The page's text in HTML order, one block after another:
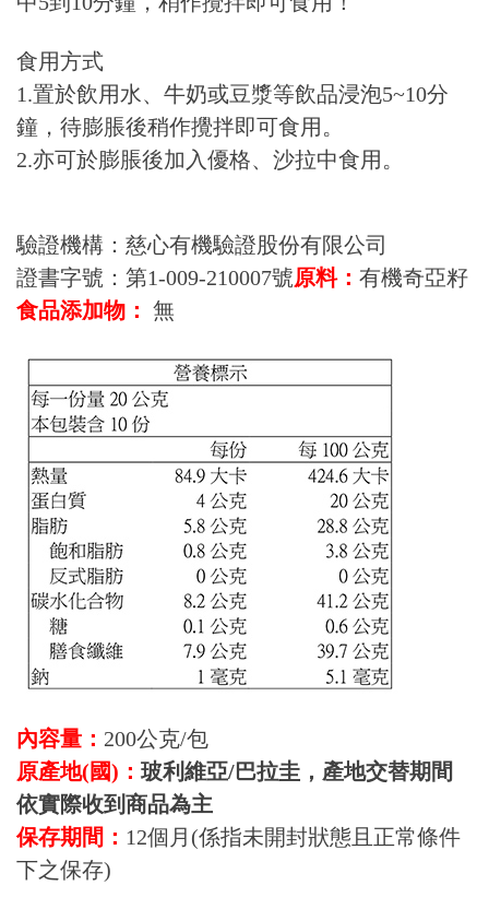
食用方式
1.置於飲用水、牛奶或豆漿等飲品浸泡5~10分
鐘，待膨脹後稍作攪拌即可食用。
2.亦可於膨脹後加入優格、沙拉中食用。
驗證機構：慈心有機驗證股份有限公司
證書字號：第1-009-210007號原料： 有機奇亞籽
食品添加物： 無
內容量： 200公克/包
原產地(國)： 玻利維亞/巴拉圭，產地交替期間
依實際收到商品為主
保存期間： 12個月(係指未開封狀態且正常條件
下之保存)